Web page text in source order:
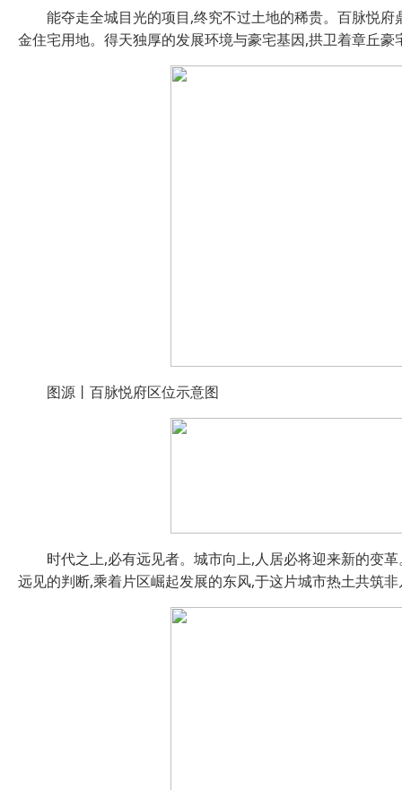
能夺走全城目光的项目,终究不过土地的稀贵。百脉悦
金住宅用地。得天独厚的发展环境与豪宅基因,拱卫着章丘豪
图源丨百脉悦府区位示意图
时代之上,必有远见者。城市向上,人居必将迎来新的变
远见的判断,乘着片区崛起发展的东风,于这片城市热土共筑非